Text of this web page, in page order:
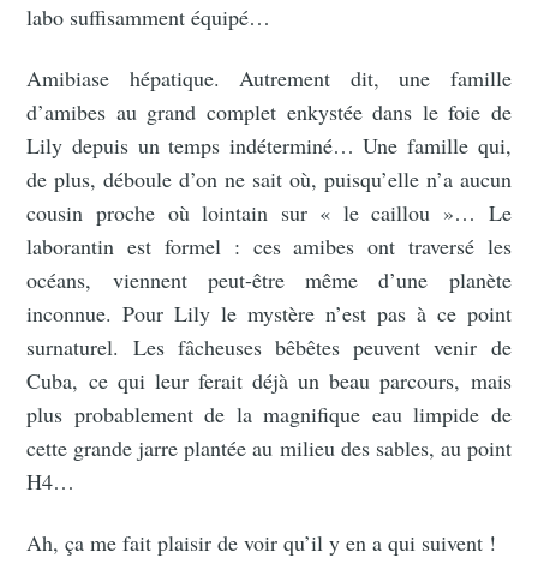
labo suffisamment équipé…
Amibiase hépatique. Autrement dit, une famille
d’amibes au grand complet enkystée dans le foie de
Lily depuis un temps indéterminé… Une famille qui,
de plus, déboule d’on ne sait où, puisqu’elle n’a aucun
cousin proche où lointain sur « le caillou »… Le
laborantin est formel : ces amibes ont traversé les
océans, viennent peut-être même d’une planète
inconnue. Pour Lily le mystère n’est pas à ce point
surnaturel. Les fâcheuses bêbêtes peuvent venir de
Cuba, ce qui leur ferait déjà un beau parcours, mais
plus probablement de la magnifique eau limpide de
cette grande jarre plantée au milieu des sables, au point
H4…
Ah, ça me fait plaisir de voir qu’il y en a qui suivent !